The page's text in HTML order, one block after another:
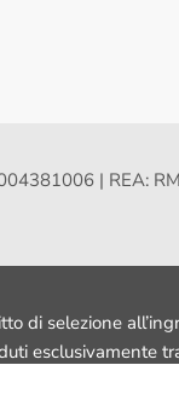
| REA:
di selezione